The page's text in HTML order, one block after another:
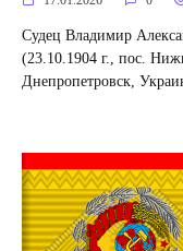
Судец Владимир
(23.10.1904 г., пос.
Днепропетровск,